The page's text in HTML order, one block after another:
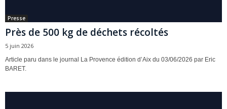
Presse
Près de 500 kg de déchets récoltés
5 juin 2026
Article paru dans le journal La Provence édition d’Aix du 03/06/2026 par Eric
BARET.